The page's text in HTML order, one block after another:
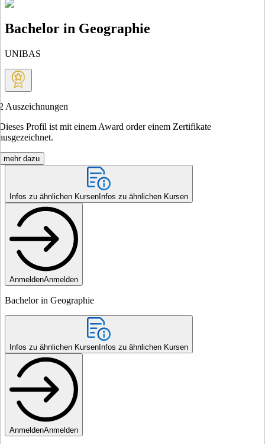
Bachelor in Geographie
UNIBAS
Auszeichnungen
Profil ist mit einem Award order einem Zertifikate
mehr dazu
Infos zu ähnlichen Kursen Infos zu ähnlichen Kursen
AnmeldenAnmelden
Bachelor in Geographie
Infos zu ähnlichen Kursen Infos zu ähnlichen Kursen
AnmeldenAnmelden